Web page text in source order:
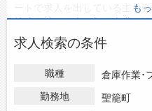
転職支援サービスについて
転職ノウハウ(応募書類の書き
転職・採用コラム
ジョブズゴーについて
ートで求人を出している主な会
株式会社 石山 新潟東港工場
どがあり、未経験や短期等ご
新潟県聖籠町の地域密着型の
新潟県聖籠町のアルバイト・
ークリフト･梱包の求人情報を
ハローワークにはない求人も
も
求人検索の条件
職種
倉庫作業･
勤務地
聖籠町